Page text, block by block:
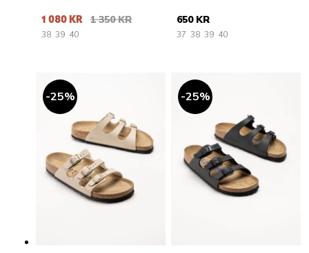
1 080 KR 1 350 KR
38 39 40
650 KR
37 38 39 40
25% 25%